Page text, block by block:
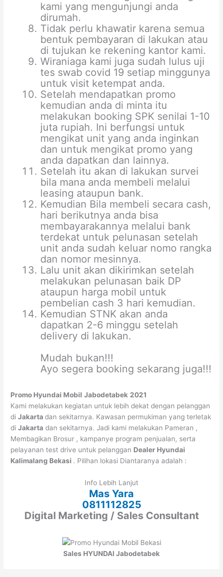
kami yang mengunjungi anda
dirumah.
Tidak perlu khawatir karena semua
bentuk pembayaran di lakukan atau
di tujukan ke rekening kantor kami.
Wiraniaga kami juga sudah lulus uji
tes swab covid 19 setiap minggunya
untuk visit ketempat anda.
Setelah mendapatkan promo
kemudian anda di minta itu
melakukan booking SPK senilai 1-10
juta rupiah. Ini berfungsi untuk
mengikat unit yang anda inginkan
dan untuk mengikat promo yang
anda dapatkan dan lainnya.
Setelah itu akan di lakukan survei
bila mana anda membeli melalui
leasing ataupun bank.
Kemudian Bila membeli secara cash,
hari berikutnya anda bisa
membayarakannya melalui bank
terdekat untuk pelunasan setelah
unit anda sudah keluar nomo rangka
dan nomor mesinnya.
Lalu unit akan dikirimkan setelah
melakukan pelunasan baik DP
ataupun harga mobil untuk
pembelian cash 3 hari kemudian.
Kemudian STNK akan anda
dapatkan 2-6 minggu setelah
delivery di lakukan.
Mudah bukan!!!
Ayo segera booking sekarang juga!!!
Promo Hyundai Mobil Jabodetabek 2021
Kami melakukan kegiatan untuk lebih dekat dengan pelanggan
diJakartadan sekitarnya. Kawasan permukiman yang terletak
diJakarta dan sekitarnya. Jadi kami melakukan Pameran ,
Membagikan Brosur , kampanye program penjualan, serta
pelayanan test drive untuk pelanggan Dealer Hyundai
Kalimalang Bekasi . Pilihan lokasi Diantaranya adalah :
Info Lebih Lanjut
Mas Yara
0811112825
Digital Marketing / Sales Consultant
Sales HYUNDAI Jabodetabek